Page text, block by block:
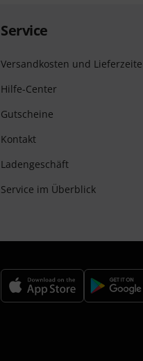
Service
Versandkosten und
Hilfe-Center
Gutscheine
Kontakt
Ladengeschäft
Service im Überblick